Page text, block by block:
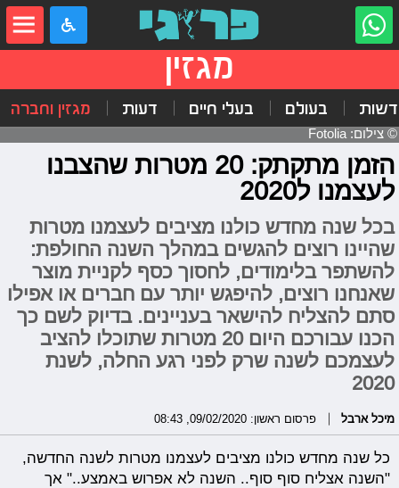
מגזין
בעולם בעלי חיים דעות מגזין וחברה
© צילום: Fotolia
הזמן מתקתק: 20 מטרות שהצבנו
לעצמנו ל2020
בכל שנה מחדש כולנו מציבים לעצמנו מטרות
שהיינו רוצים להגשים במהלך השנה החולפת:
להשתפר בלימודים, לחסוך כסף לקניית מוצר
שאנחנו רוצים, להיפגש יותר עם חברים או אפילו
סתם להצליח להישאר בעניינים. בדיוק לשם כך
הכנו עבורכם היום 20 מטרות שתוכלו להציב
לעצמכם לשנה שרק לפני רגע החלה, לשנת
2020
מיכל ארבל פרסום ראשון: 09/02/2020, 08:43
כל שנה מחדש כולנו מציבים לעצמנו מטרות לשנה החדשה,
"השנה אצליח סוף סוף.. השנה לא אפרוש באמצע.." אך